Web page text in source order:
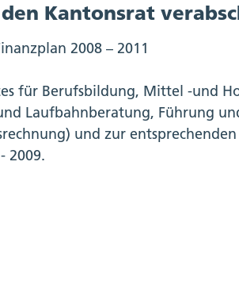
Kantonsrat
2008 – 2011
für Berufsbildung, Mittel -und
Laufbahnberatung, Führung
und zur
2009.